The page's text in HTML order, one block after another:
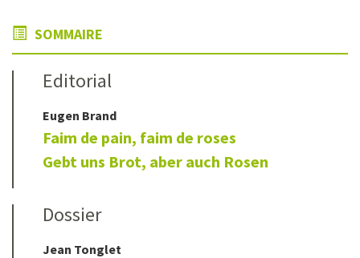
SOMMAIRE
Editorial
Eugen Brand
Faim de pain, faim de roses
Gebt uns Brot, aber auch Rosen
Dossier
Jean Tonglet